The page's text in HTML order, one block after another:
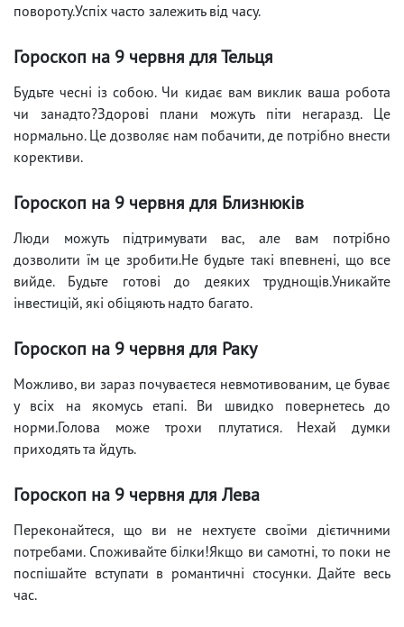
повороту.Успіх часто залежить від часу.
Гороскоп на 9 червня для Тельця
Будьте чесні із собою. Чи кидає вам виклик ваша робота
чи занадто?Здорові плани можуть піти негаразд. Це
нормально. Це дозволяє нам побачити, де потрібно внести
корективи.
Гороскоп на 9 червня для Близнюків
Люди можуть підтримувати вас, але вам потрібно
дозволити їм це зробити.Не будьте такі впевнені, що все
вийде. Будьте готові до деяких труднощів.Уникайте
інвестицій, які обіцяють надто багато.
Гороскоп на 9 червня для Раку
Можливо, ви зараз почуваєтеся невмотивованим, це буває
у всіх на якомусь етапі. Ви швидко повернетесь до
норми.Голова може трохи плутатися. Нехай думки
приходять та йдуть.
Гороскоп на 9 червня для Лева
Переконайтеся, що ви не нехтуєте своїми дієтичними
потребами. Споживайте білки!Якщо ви самотні, то поки не
поспішайте вступати в романтичні стосунки. Дайте весь
час.